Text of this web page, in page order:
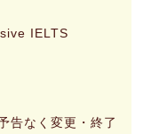
IELTS
告なく変更・終了